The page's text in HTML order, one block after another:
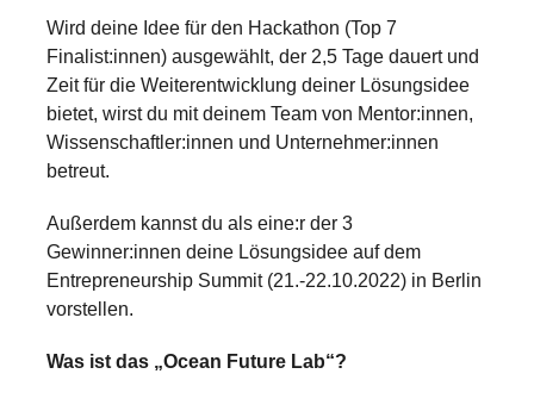
Wird deine Idee für den Hackathon (Top 7
Finalist:innen) ausgewählt, der 2,5 Tage dauert und
Zeit für die Weiterentwicklung deiner Lösungsidee
bietet, wirst du mit deinem Team von Mentor:innen,
Wissenschaftler:innen und Unternehmer:innen
betreut.
Außerdem kannst du als eine:r der 3
Gewinner:innen deine Lösungsidee auf dem
Entrepreneurship Summit (21.-22.10.2022) in Berlin
vorstellen.
Was ist das „Ocean Future Lab“?